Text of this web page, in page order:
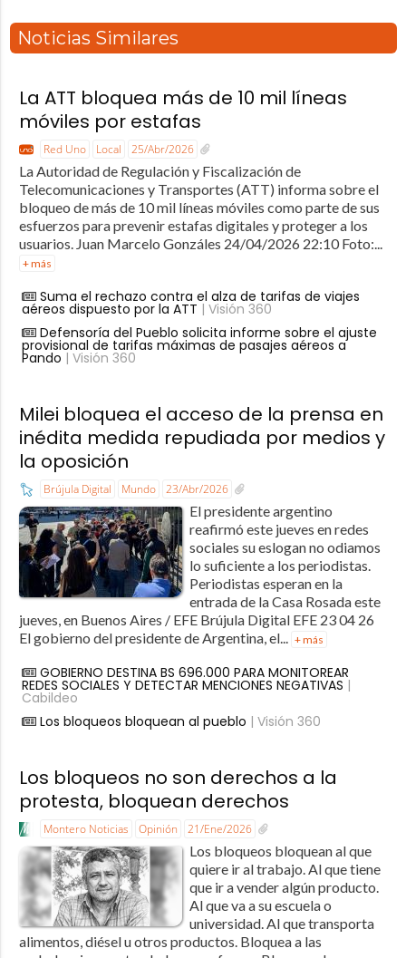
Noticias Similares
La ATT bloquea más de 10 mil líneas
móviles por estafas
Red Uno Local 25/Abr/2026
La Autoridad de Regulación y Fiscalización de
Telecomunicaciones y Transportes (ATT) informa sobre el
bloqueo de más de 10 mil líneas móviles como parte de sus
esfuerzos para prevenir estafas digitales y proteger a los
usuarios. Juan Marcelo Gonzáles 24/04/2026 22:10 Foto:...
+ más
Suma el rechazo contra el alza de tarifas de viajes
aéreos dispuesto por la ATT | Visión 360
Defensoría del Pueblo solicita informe sobre el ajuste
provisional de tarifas máximas de pasajes aéreos a
Pando | Visión 360
Milei bloquea el acceso de la prensa en
inédita medida repudiada por medios y
la oposición
Brújula Digital Mundo 23/Abr/2026
El presidente argentino
reafirmó este jueves en redes
sociales su eslogan no odiamos
lo suficiente a los periodistas.
Periodistas esperan en la
entrada de la Casa Rosada este
jueves, en Buenos Aires / EFE Brújula Digital EFE 23 04 26
El gobierno del presidente de Argentina, el...
+ más
GOBIERNO DESTINA BS 696.000 PARA MONITOREAR
REDES SOCIALES Y DETECTAR MENCIONES NEGATIVAS |
Cabildeo
Los bloqueos bloquean al pueblo | Visión 360
Los bloqueos no son derechos a la
protesta, bloquean derechos
Montero Noticias Opinión 21/Ene/2026
Los bloqueos bloquean al que
quiere ir al trabajo. Al que tiene
que ir a vender algún producto.
Al que va a su escuela o
universidad. Al que transporta
alimentos, diésel u otros productos. Bloquea a las